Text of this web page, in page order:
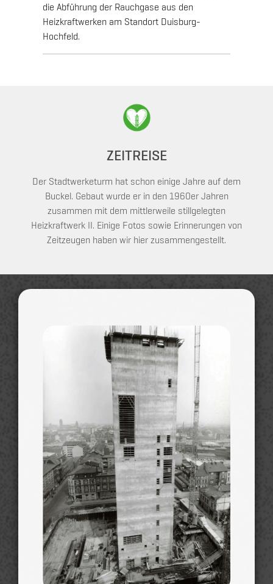
die Abführung der Rauchgase aus den
Heizkraftwerken am Standort Duisburg-
Hochfeld.
ZEITREISE
Der Stadtwerketurm hat schon einige Jahre auf dem
Buckel. Gebaut wurde er in den 1960er Jahren
zusammen mit dem mittlerweile stillgelegten
Heizkraftwerk II. Einige Fotos sowie Erinnerungen von
Zeitzeugen haben wir hier zusammengestellt.